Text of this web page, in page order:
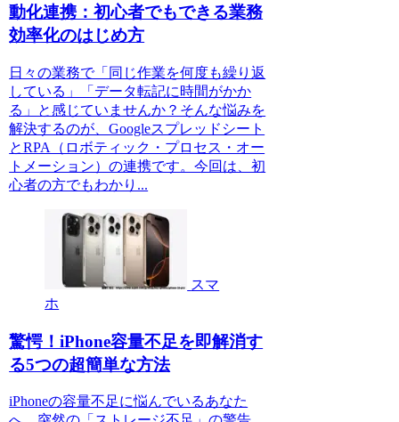
動化連携：初心者でもできる業務
効率化のはじめ方
日々の業務で「同じ作業を何度も繰り返
している」「データ転記に時間がかか
る」と感じていませんか？そんな悩みを
解決するのが、Googleスプレッドシート
とRPA（ロボティック・プロセス・オー
トメーション）の連携です。今回は、初
心者の方でもわかり...
スマ
ホ
驚愕！iPhone容量不足を即解消す
る5つの超簡単な方法
iPhoneの容量不足に悩んでいるあなた